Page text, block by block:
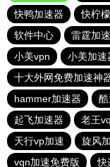
快鸭加速器
快柠
软件中心
雷霆加速
小美vpn
小美加速
十大外网免费加速神
hammer加速器
起飞加速器
老王
天行vp加速
旋风
vqn加速免费版
快